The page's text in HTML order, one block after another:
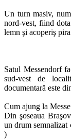
Un turn masiv,
nord-vest, fiind
lemn şi acoperiş
Satul Messendorf
sud-vest de
documentară este
Cum ajung la
Din şoseaua
un drum
)